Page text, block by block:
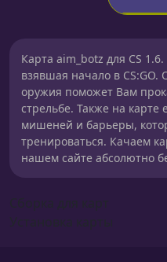
Карта aim_botz для CS
взявшая начало в
оружия поможет Вам
стрельбе. Также на
мишеней и барьеры,
тренироваться. Качаем
нашем сайте абсолютно